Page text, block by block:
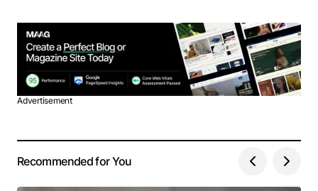
Advertisement
Recommended for You